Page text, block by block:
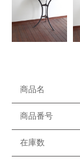
商品名
商品番号
在庫数